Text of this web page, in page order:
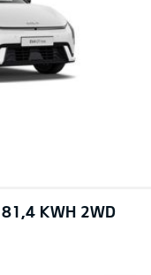
KWH 2WD